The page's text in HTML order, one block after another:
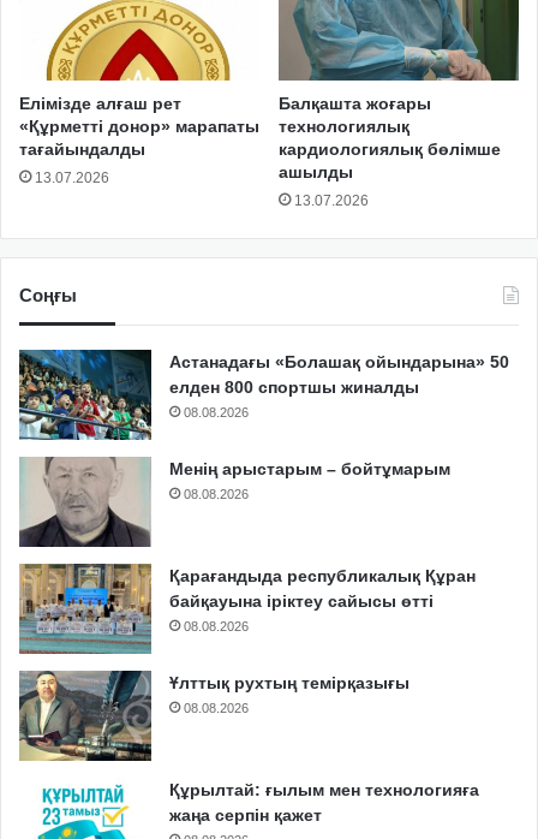
Елімізде алғаш рет
«Құрметті донор» марапаты
тағайындалды
13.07.2026
Балқашта жоғары
технологиялық
кардиологиялық бөлімше
ашылды
13.07.2026
Соңғы
Астанадағы «Болашақ ойындарына» 50
елден 800 спортшы жиналды
08.08.2026
Менің арыстарым – бойтұмарым
08.08.2026
Қарағандыда республикалық Құран
байқауына іріктеу сайысы өтті
08.08.2026
Ұлттық рухтың темірқазығы
08.08.2026
Құрылтай: ғылым мен технологияға
жаңа серпін қажет